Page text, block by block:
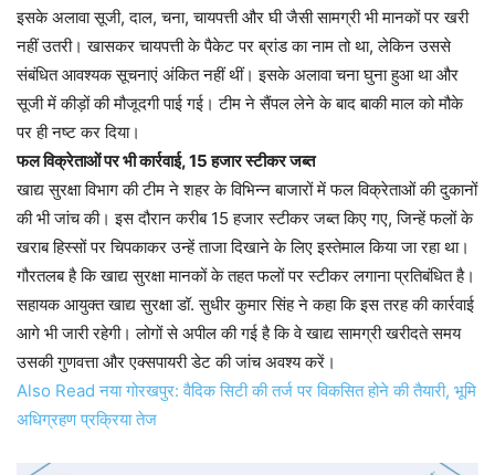
इसके अलावा सूजी, दाल, चना, चायपत्ती और घी जैसी सामग्री भी मानकों पर खरी
नहीं उतरी। खासकर चायपत्ती के पैकेट पर ब्रांड का नाम तो था, लेकिन उससे
संबंधित आवश्यक सूचनाएं अंकित नहीं थीं। इसके अलावा चना घुना हुआ था और
सूजी में कीड़ों की मौजूदगी पाई गई। टीम ने सैंपल लेने के बाद बाकी माल को मौके
पर ही नष्ट कर दिया।
फल विक्रेताओं पर भी कार्रवाई, 15 हजार स्टीकर जब्त
खाद्य सुरक्षा विभाग की टीम ने शहर के विभिन्न बाजारों में फल विक्रेताओं की दुकानों
की भी जांच की। इस दौरान करीब 15 हजार स्टीकर जब्त किए गए, जिन्हें फलों के
खराब हिस्सों पर चिपकाकर उन्हें ताजा दिखाने के लिए इस्तेमाल किया जा रहा था।
गौरतलब है कि खाद्य सुरक्षा मानकों के तहत फलों पर स्टीकर लगाना प्रतिबंधित है।
सहायक आयुक्त खाद्य सुरक्षा डॉ. सुधीर कुमार सिंह ने कहा कि इस तरह की कार्रवाई
आगे भी जारी रहेगी। लोगों से अपील की गई है कि वे खाद्य सामग्री खरीदते समय
उसकी गुणवत्ता और एक्सपायरी डेट की जांच अवश्य करें।
Also Read नया गोरखपुर: वैदिक सिटी की तर्ज पर विकसित होने की तैयारी, भूमि
अधिग्रहण प्रक्रिया तेज